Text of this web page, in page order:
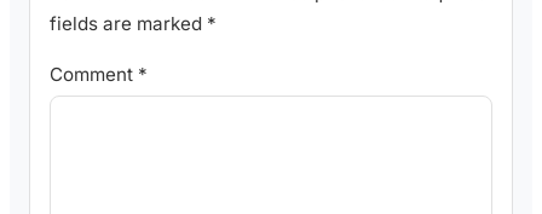
fields are marked *
Comment *